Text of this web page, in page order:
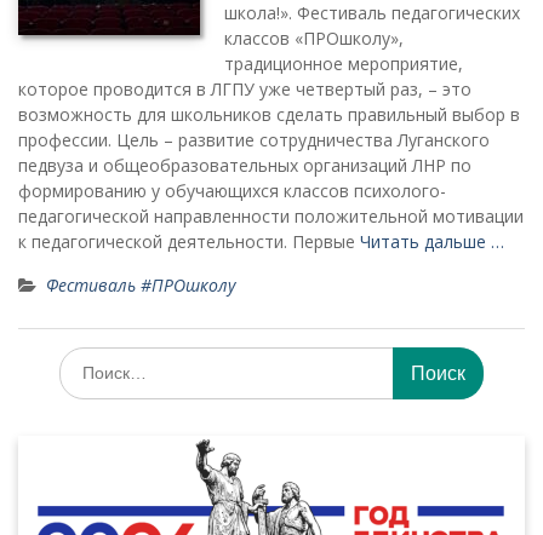
школа!». Фестиваль педагогических
классов «ПРОшколу»,
традиционное мероприятие,
которое проводится в ЛГПУ уже четвертый раз, – это
возможность для школьников сделать правильный выбор в
профессии. Цель – развитие сотрудничества Луганского
педвуза и общеобразовательных организаций ЛНР по
формированию у обучающихся классов психолого-
педагогической направленности положительной мотивации
к педагогической деятельности. Первые Читать дальше …
Фестиваль #ПРОшколу
Искать: